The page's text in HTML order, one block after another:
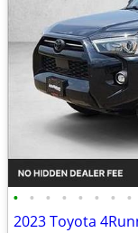
• • • • • • • •
2023 Toyota